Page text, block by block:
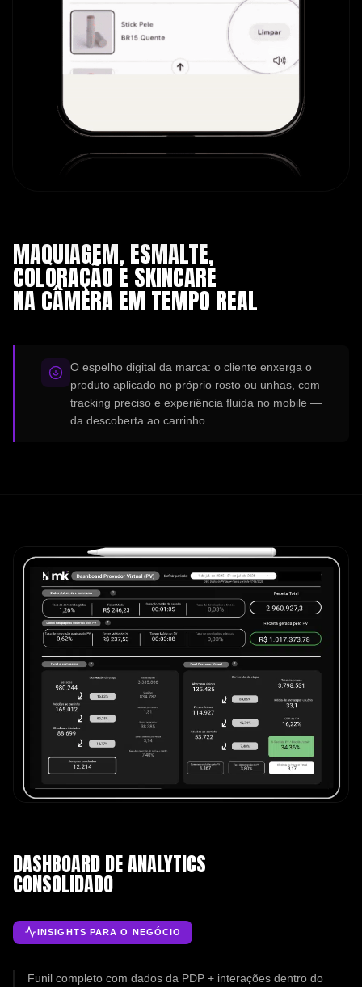
MAQUIAGEM, ESMALTE,
COLORAÇÃO E SKINCARE
NA CÂMERA EM TEMPO REAL
O espelho digital da marca: o cliente enxerga o
produto aplicado no próprio rosto ou unhas, com
tracking preciso e experiência fluida no mobile —
da descoberta ao carrinho.
DASHBOARD DE ANALYTICS
CONSOLIDADO
INSIGHTS PARA O NEGÓCIO
Funil completo com dados da PDP + interações dentro do